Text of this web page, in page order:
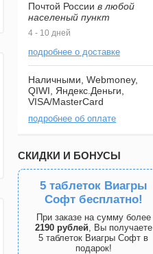
Почтой России в любой
населеный пункт
4 - 10 дней
подробнее о доставке
Наличными, Webmoney,
QIWI, Яндекс.Деньги,
VISA/MasterCard
подробнее об оплате
СКИДКИ И БОНУСЫ
5 таблеток Виагры
Софт бесплатно!
При заказе на сумму более
2190 рублей, Вы получаете
5 таблеток Виагры Софт в
подарок!